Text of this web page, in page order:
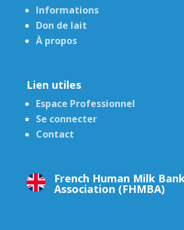
Informations
Don de lait
À propos
Lien utiles
Espace Professionnel
Se connecter
Contact
French Human Milk
Association (FHMBA)